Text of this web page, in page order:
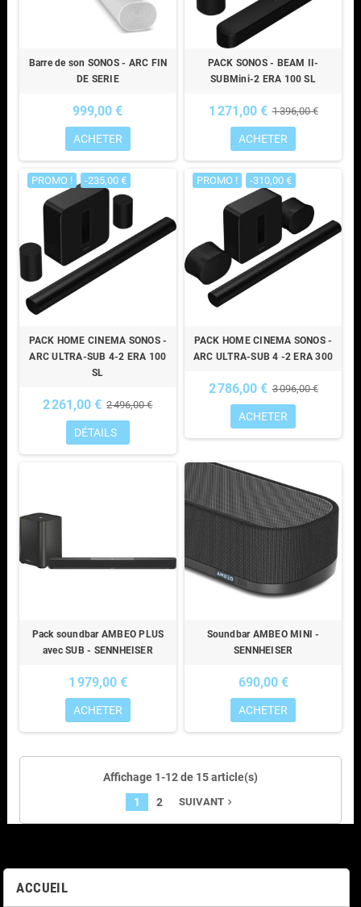
ACCUEIL
Barre de son SONOS - ARC FIN
DE SERIE
999,00 €
ACHETER
PACK SONOS - BEAM II-
SUBMini-2 ERA 100 SL
1 271,00 € 1 396,00 €
ACHETER
PROMO ! -235,00 €
PACK HOME CINEMA SONOS -
ARC ULTRA-SUB 4-2 ERA 100
SL
2 261,00 € 2 496,00 €
DÉTAILS
PROMO ! -310,00 €
PACK HOME CINEMA SONOS -
ARC ULTRA-SUB 4 -2 ERA 300
2 786,00 € 3 096,00 €
ACHETER
Pack soundbar AMBEO PLUS
avec SUB - SENNHEISER
1 979,00 €
ACHETER
Soundbar AMBEO MINI -
SENNHEISER
690,00 €
ACHETER
Affichage 1-12 de 15 article(s)
1
2 SUIVANT navigate_next